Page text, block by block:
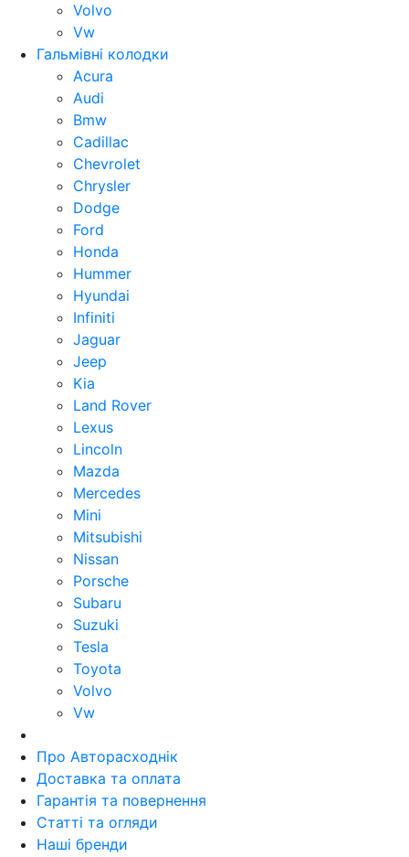
Volvo
Vw
Гальмівні колодки
Acura
Audi
Bmw
Cadillac
Chevrolet
Chrysler
Dodge
Ford
Honda
Hummer
Hyundai
Infiniti
Jaguar
Jeep
Kia
Land Rover
Lexus
Lincoln
Mazda
Mercedes
Mini
Mitsubishi
Nissan
Porsche
Subaru
Suzuki
Tesla
Toyota
Volvo
Vw
Про Авторасходнік
Доставка та оплата
Гарантія та повернення
Статті та огляди
Наші бренди